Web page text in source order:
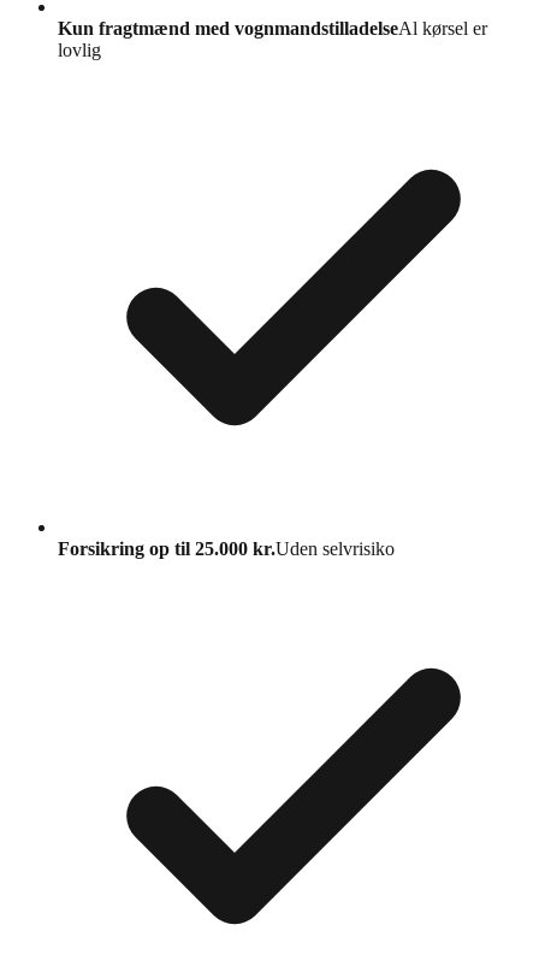
Kun fragtmænd med vognmandstilladelseAl kørsel er
lovlig
Forsikring op til 25.000 kr.Uden selvrisiko